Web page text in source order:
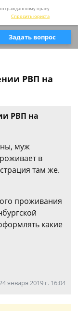
гражданскому праву
Спросить юриста
Задать вопрос
РВП на
РВП на
муж
в
там же.
проживания
какие
января 2019 г. 16:04